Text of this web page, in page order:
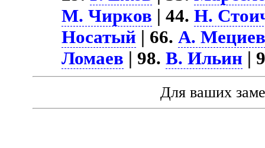
М. Чирков | 44.Н.
Носатый | 66.А.
Ломаев | 98.В. Ильин |
Для ваших